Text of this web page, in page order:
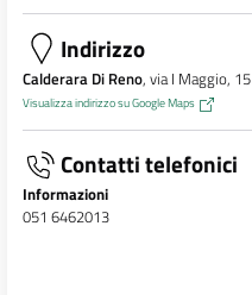
Indirizzo
Calderara Di Reno, via I Maggio, 15
Visualizza indirizzo su Google Maps
Contatti telefonici
Informazioni
051 6462013